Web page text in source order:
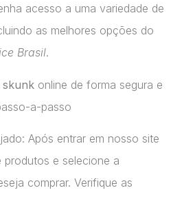
acesso a uma variedade de
as melhores opções do
Brasil.
skunk online de forma segura e
a-passo
Após entrar em nosso site
e selecione a
comprar. Verifique as